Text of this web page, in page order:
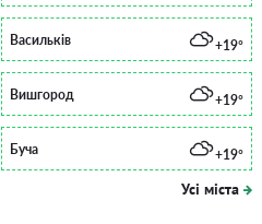
Васильків +19°
Вишгород +19°
Буча +19°
Усі міста